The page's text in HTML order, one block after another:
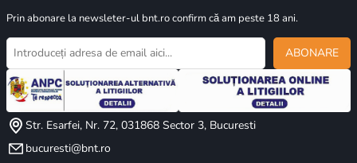
Prin abonare la newsleter-ul bnt.ro confirm că am peste 18 ani.
ABONARE
Str. Esarfei, Nr. 72, 031868 Sector 3, Bucuresti
bucuresti@bnt.ro